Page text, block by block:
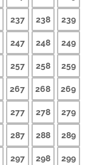
237 238 239
247 248 249
257 258 259
267 268 269
277 278 279
287 288 289
297 298 299